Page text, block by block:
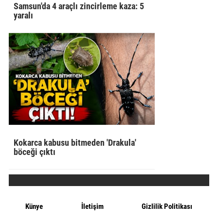
Samsun'da 4 araçlı zincirleme kaza: 5
yaralı
Kokarca kabusu bitmeden 'Drakula'
böceği çıktı
Künye İletişim Gizlilik Politikası